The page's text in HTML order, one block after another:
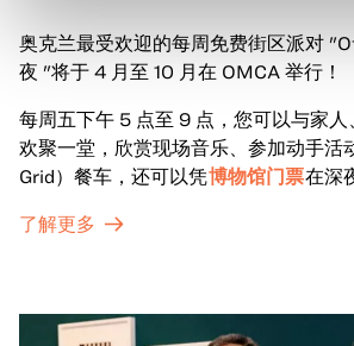
奥克兰最受欢迎的每周免费街区派对
夜 "将于 4 月至 10 月在 OMCA 举行！
每周五下午 5 点至 9 点，您可以与家人
欢聚一堂，欣赏现场音乐、参加动手活
Grid）餐车，还可以凭博物馆门票在深
了解更多